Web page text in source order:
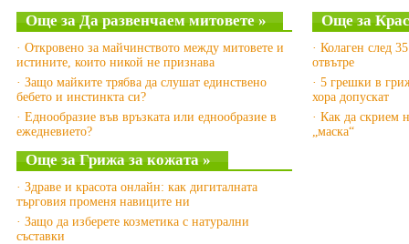
Още за Да развенчаем митовете »
· Откровено за майчинството между митовете и
истините, които никой не признава
· Защо майките трябва да слушат единствено
бебето и инстинкта си?
· Еднообразие във връзката или еднообразие в
ежедневието?
Още за
· Колаген след
отвътре
· 5 грешки в
хора допускат
· Как да скрием
„маска“
Още за Грижа за кожата »
· Здраве и красота онлайн: как дигиталната
търговия променя навиците ни
· Защо да изберете козметика с натурални
съставки